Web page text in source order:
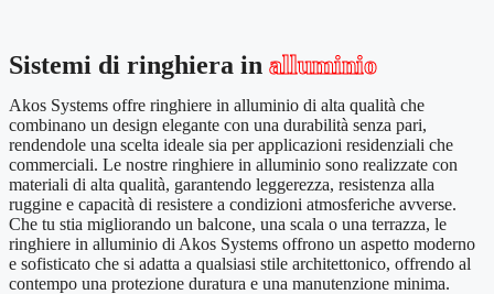
Sistemi di ringhiera in alluminio
Akos Systems offre ringhiere in alluminio di alta qualità che
combinano un design elegante con una durabilità senza pari,
rendendole una scelta ideale sia per applicazioni residenziali che
commerciali. Le nostre ringhiere in alluminio sono realizzate con
materiali di alta qualità, garantendo leggerezza, resistenza alla
ruggine e capacità di resistere a condizioni atmosferiche avverse.
Che tu stia migliorando un balcone, una scala o una terrazza, le
ringhiere in alluminio di Akos Systems offrono un aspetto moderno
e sofisticato che si adatta a qualsiasi stile architettonico, offrendo al
contempo una protezione duratura e una manutenzione minima.